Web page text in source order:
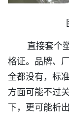
直接套个
格证。品牌、
全都没有，标
方面可能不过
下，更可能析